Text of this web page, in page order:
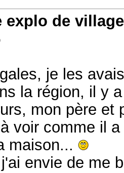
explo de
je les
la région, il y
mon père
voir comme il
maison...
envie de me